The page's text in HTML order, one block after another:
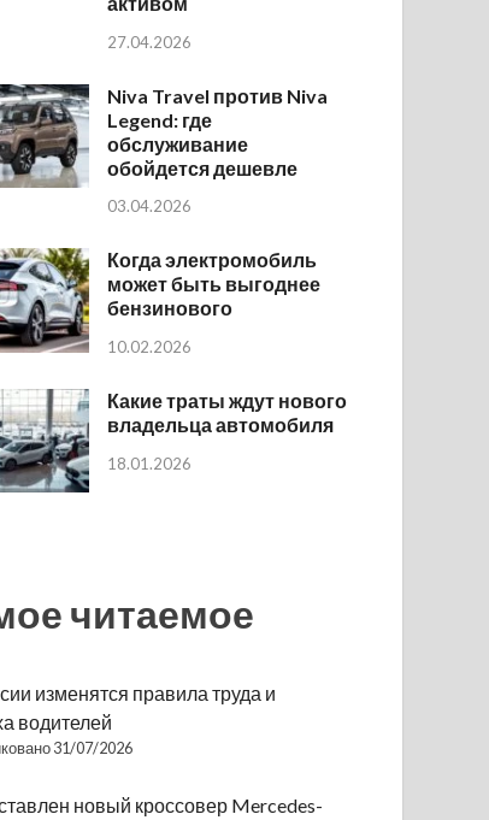
27.04.2026
Niva Travel против Niva
Legend: где
обслуживание
обойдется дешевле
03.04.2026
Когда электромобиль
может быть выгоднее
бензинового
10.02.2026
Какие траты ждут нового
владельца автомобиля
18.01.2026
читаемое
изменятся правила труда и
водителей
31/07/2026
новый кроссовер Mercedes-